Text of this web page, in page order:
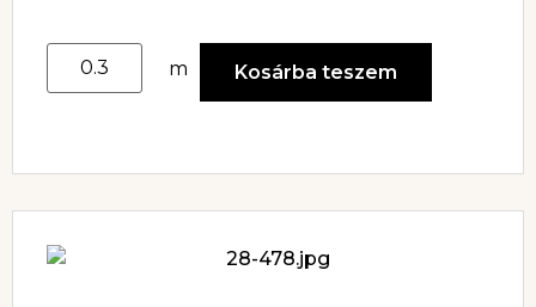
m Kosárba teszem